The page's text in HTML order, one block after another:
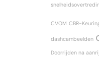
CVOM CBR-
dashcambeelden
Doorrijden na